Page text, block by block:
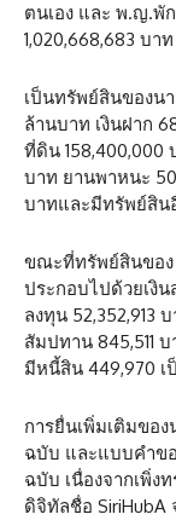
ตนเอง และ พ.ญ.พั
1,020,668,683 บา
เป็นทรัพย์สินของนา
ล้านบาท เงินฝาก
ที่ดิน 158,400,000
บาท ยานพาหนะ
บาทและมีทรัพย์สิน
ขณะที่ทรัพย์สินของ
ประกอบไปด้วยเงิน
ลงทุน 52,352,913
สัมปทาน 845,511
มีหนี้สิน 449,970 เ
การยื่นเพิ่มเติมขอ
ฉบับ และแบบคำขอ
ฉบับ เนื่องจากเพิ่ง
ดิจิทัลชื่อ SiriHubA